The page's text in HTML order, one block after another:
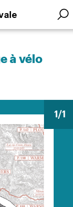
1/1
à vélo